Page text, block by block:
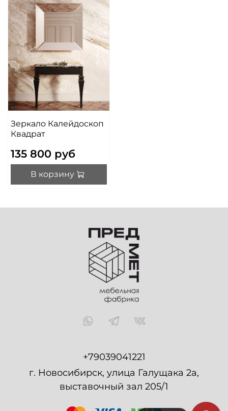
Зеркало Калейдоскоп
Квадрат
135 800 руб
В корзину
+79039041221
г. Новосибирск, улица Галущака 2а,
выставочный зал 205/1